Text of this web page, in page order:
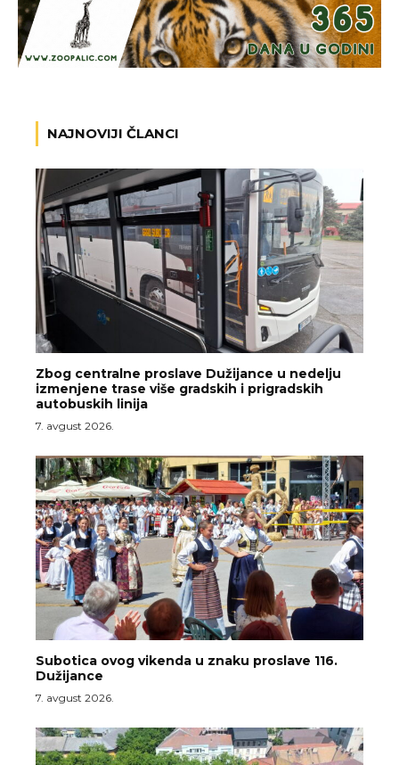
NAJNOVIJI ČLANCI
Zbog centralne proslave Dužijance u nedelju
izmenjene trase više gradskih i prigradskih
autobuskih linija
7. avgust 2026.
Subotica ovog vikenda u znaku proslave 116.
Dužijance
7. avgust 2026.